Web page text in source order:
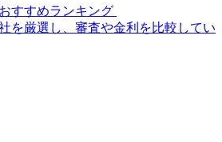
すすめランキング
を厳選し、審査や金利を比較してい